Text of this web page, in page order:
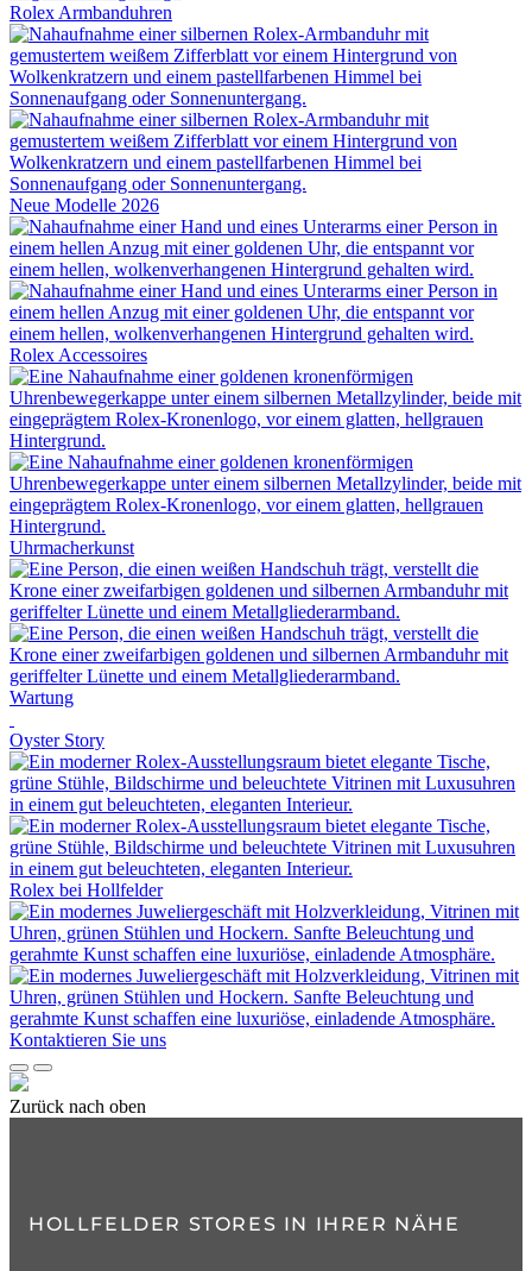
Rolex Armbanduhren
Neue Modelle 2026
Rolex Accessoires
Uhrmacherkunst
Wartung
Oyster Story
Rolex bei Hollfelder
Kontaktieren Sie uns
Zurück nach oben
HOLLFELDER STORES IN IHRER NÄHE